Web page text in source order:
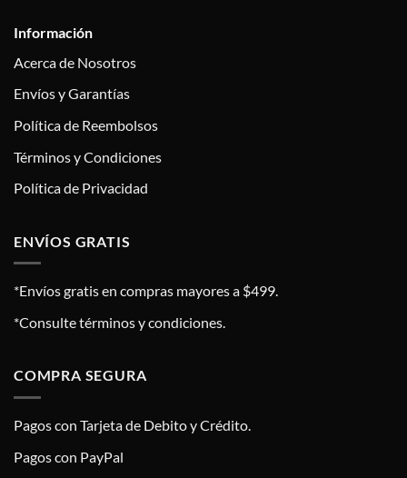
Información
Acerca de Nosotros
Envíos y Garantías
Política de Reembolsos
Términos y Condiciones
Política de Privacidad
ENVÍOS GRATIS
*Envíos gratis en compras mayores a $499.
*Consulte términos y condiciones.
COMPRA SEGURA
Pagos con Tarjeta de Debito y Crédito.
Pagos con PayPal